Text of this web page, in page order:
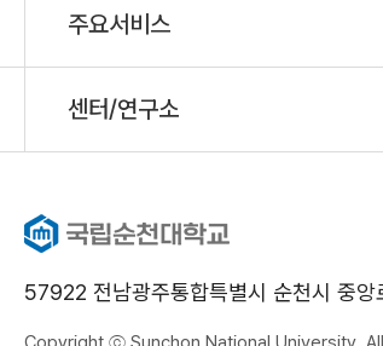
주요서비스
센터/연구소
57922 전남광주통합특별시 순천시 중